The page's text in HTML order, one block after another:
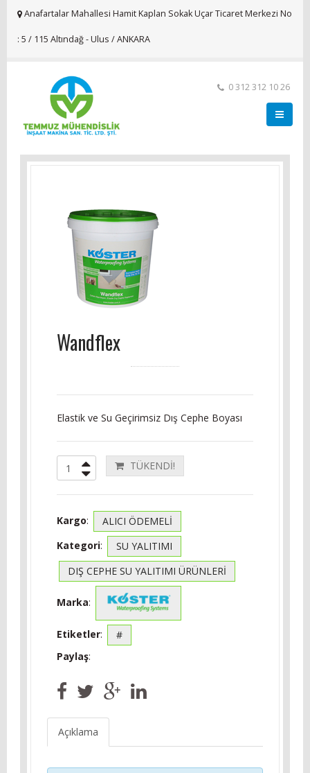
Anafartalar Mahallesi Hamit Kaplan Sokak Uçar Ticaret Merkezi No
: 5 / 115 Altındağ - Ulus / ANKARA
0 312 312 10 26
Wandflex
Elastik ve Su Geçirimsiz Dış Cephe Boyası
TÜKENDİ!
Kargo:
ALICI ÖDEMELİ
Kategori:
SU YALITIMI
DIŞ CEPHE SU YALITIMI ÜRÜNLERI
Marka:
Etiketler:
#
Paylaş:
Açıklama